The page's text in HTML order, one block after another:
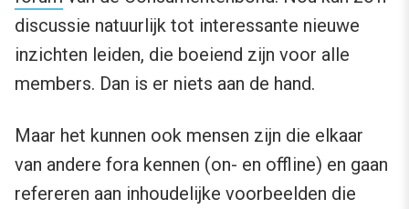
discussie natuurlijk tot interessante nieuwe
inzichten leiden, die boeiend zijn voor alle
members. Dan is er niets aan de hand.
Maar het kunnen ook mensen zijn die elkaar
van andere fora kennen (on- en offline) en gaan
refereren aan inhoudelijke voorbeelden die